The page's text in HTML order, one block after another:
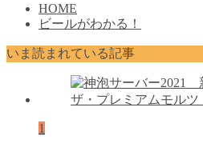
HOME
ビールがわかる！
いま読まれている記事
1